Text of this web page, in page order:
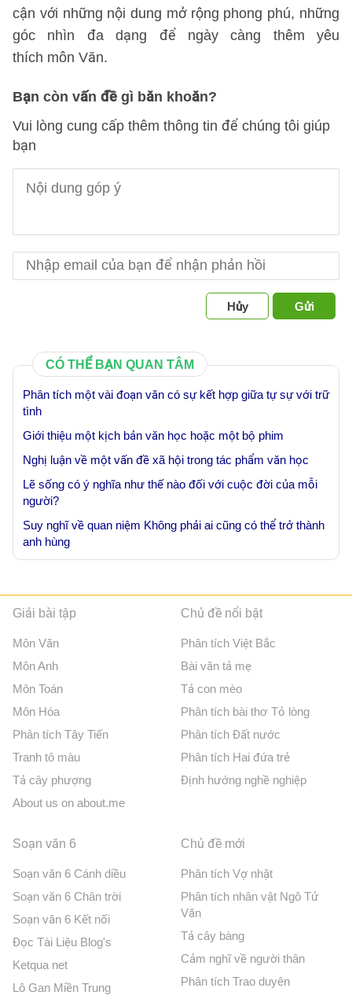
cận với những nội dung mở rộng phong phú, những
góc nhìn đa dạng để ngày càng thêm yêu
thích môn Văn.
Bạn còn vấn đề gì băn khoăn?
Vui lòng cung cấp thêm thông tin để chúng tôi giúp
bạn
Hủy Gửi
CÓ THỂ BẠN QUAN TÂM
Phân tích một vài đoạn văn có sự kết hợp giữa tự sự với trữ
tình
Giới thiệu một kịch bản văn học hoặc một bộ phim
Nghị luận về một vấn đề xã hội trong tác phẩm văn học
Lẽ sống có ý nghĩa như thế nào đối với cuộc đời của mỗi
người?
Suy nghĩ về quan niệm Không phải ai cũng có thể trở thành
anh hùng
Giải bài tập
Môn Văn
Môn Anh
Môn Toán
Môn Hóa
Phân tích Tây Tiến
Tranh tô màu
Tả cây phượng
About us on about.me
Chủ đề nổi bật
Phân tích Việt Bắc
Bài văn tả mẹ
Tả con mèo
Phân tích bài thơ Tỏ lòng
Phân tích Đất nước
Phân tích Hai đứa trẻ
Định hướng nghề nghiệp
Soạn văn 6
Soạn văn 6 Cánh diều
Soạn văn 6 Chân trời
Soạn văn 6 Kết nối
Đọc Tài Liệu Blog's
Ketqua net
Lô Gan Miền Trung
Chủ đề mới
Phân tích Vợ nhặt
Phân tích nhân vật Ngô Tử
Văn
Tả cây bàng
Cảm nghĩ về người thân
Phân tích Trao duyên